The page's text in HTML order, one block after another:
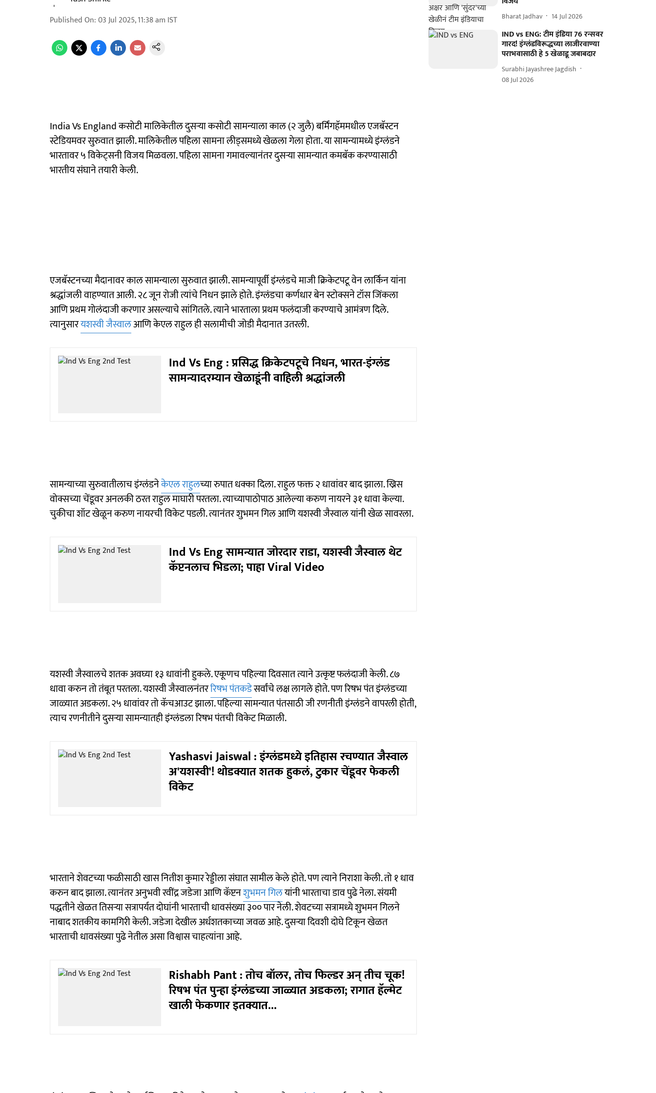
Published On:03 Jul 2025, 11:38 am IST
India Vs England कसोटी मालिकेतील दुसऱ्या कसोटी सामन्याला काल (२ जुलै) बर्मिंगहॅममधील एजबॅस्टन
स्टेडियमवर सुरुवात झाली. मालिकेतील पहिला सामना लीड्समध्ये खेळला गेला होता. या सामन्यामध्ये इंग्लंडने
भारतावर ५ विकेट्सनी विजय मिळवला. पहिला सामना गमावल्यानंतर दुसऱ्या सामन्यात कमबॅक करण्यासाठी
भारतीय संघाने तयारी केली.
एजबॅस्टनच्या मैदानावर काल सामन्याला सुरुवात झाली. सामन्यापूर्वी इंग्लंडचे माजी क्रिकेटपटू वेन लार्किन यांना
श्रद्धांजली वाहण्यात आली. २८ जून रोजी त्यांचे निधन झाले होते. इंग्लंडचा कर्णधार बेन स्टोक्सने टॉस जिंकला
आणि प्रथम गोलंदाजी करणार असल्याचे सांगितले. त्याने भारताला प्रथम फलंदाजी करण्याचे आमंत्रण दिले.
त्यानुसारयशस्वी जैस्वालआणि केएल राहुल ही सलामीची जोडी मैदानात उतरली.
Ind Vs Eng : प्रसिद्ध क्रिकेटपटूचे निधन, भारत-इंग्लंड
सामन्यादरम्यान खेळाडूंनी वाहिली श्रद्धांजली
सामन्याच्या सुरुवातीलाच इंग्लंडनेकेएल राहुलच्या रुपात धक्का दिला. राहुल फक्त २ धावांवर बाद झाला. ख्रिस
वोक्सच्या चेंडूवर अनलकी ठरत राहुल माघारी परतला. त्याच्यापाठोपाठ आलेल्या करुण नायरने ३१ धावा केल्या.
चुकीचा शॉट खेळून करुण नायरची विकेट पडली. त्यानंतर शुभमन गिल आणि यशस्वी जैस्वाल यांनी खेळ सावरला.
Ind Vs Eng सामन्यात जोरदार राडा, यशस्वी जैस्वाल थेट
कॅप्टनलाच भिडला; पाहा Viral Video
यशस्वी जैस्वालचे शतक अवघ्या १३ धावांनी हुकले. एकूणच पहिल्या दिवसात त्याने उत्कृष्ट फलंदाजी केली. ८७
धावा करुन तो तंबूत परतला. यशस्वी जैस्वालनंतररिषभ पंतकडेसर्वांचे लक्ष लागले होते. पण रिषभ पंत इंग्लंडच्या
जाळ्यात अडकला. २५ धावांवर तो कॅचआउट झाला. पहिल्या सामन्यात पंतसाठी जी रणनीती इंग्लंडने वापरली होती,
त्याच रणनीतीने दुसऱ्या सामन्यातही इंग्लंडला रिषभ पंतची विकेट मिळाली.
Yashasvi Jaiswal : इंग्लंडमध्ये इतिहास रचण्यात जैस्वाल
अ'यशस्वी'! थोडक्यात शतक हुकलं, टुकार चेंडूवर फेकली
विकेट
भारताने शेवटच्या फळीसाठी खास नितीश कुमार रेड्डीला संघात सामील केले होते. पण त्याने निराशा केली. तो १ धाव
करुन बाद झाला. त्यानंतर अनुभवी रवींद्र जडेजा आणि कॅप्टनशुभमन गिलयांनी भारताचा डाव पुढे नेला. संयमी
पद्धतीने खेळत तिसऱ्या सत्रापर्यत दोघांनी भारताची धावसंख्या ३०० पार नेली. शेवटच्या सत्रामध्ये शुभमन गिलने
नाबाद शतकीय कामगिरी केली. जडेजा देखील अर्धशतकाच्या जवळ आहे. दुसऱ्या दिवशी दोघे टिकून खेळत
भारताची धावसंख्या पुढे नेतील असा विश्वास चाहत्यांना आहे.
Rishabh Pant : तोच बॉलर, तोच फिल्डर अन् तीच चूक!
रिषभ पंत पुन्हा इंग्लंडच्या जाळ्यात अडकला; रागात हॅल्मेट
खाली फेकणार इतक्यात...
Bharat Jadhav 14 Jul 2026
IND vs ENG: टीम इंडिया 76 रन्सवर
गारद! इंग्लंडविरूद्धच्या लाजीरवाण्या
पराभवासाठी हे 5 खेळाडू जबाबदार
Surabhi Jayashree Jagdish
08 Jul 2026